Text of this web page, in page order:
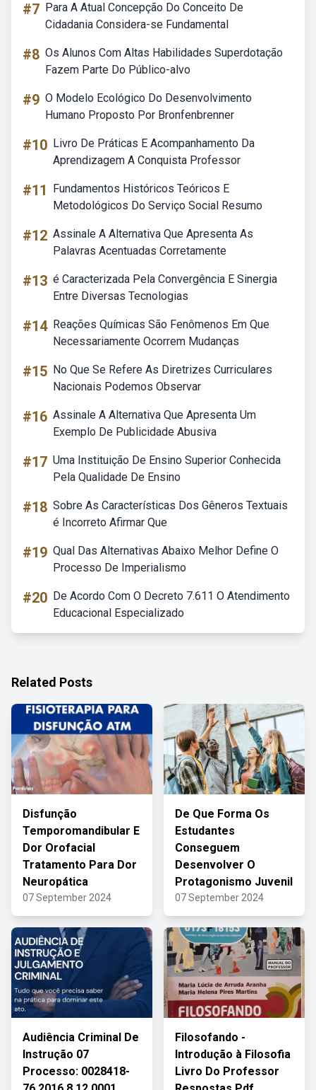
#7 Para A Atual Concepção Do Conceito De
Cidadania Considera-se Fundamental
#8 Os Alunos Com Altas Habilidades Superdotação
Fazem Parte Do Público-alvo
#9 O Modelo Ecológico Do Desenvolvimento
Humano Proposto Por Bronfenbrenner
#10 Livro De Práticas E Acompanhamento Da
Aprendizagem A Conquista Professor
#11
Fundamentos Históricos Teóricos E
Metodológicos Do Serviço Social Resumo
#12 Assinale A Alternativa Que Apresenta As
Palavras Acentuadas Corretamente
#13 é Caracterizada Pela Convergência E Sinergia
Entre Diversas Tecnologias
#14 Reações Químicas São Fenômenos Em Que
Necessariamente Ocorrem Mudanças
#15 No Que Se Refere As Diretrizes Curriculares
Nacionais Podemos Observar
#16 Assinale A Alternativa Que Apresenta Um
Exemplo De Publicidade Abusiva
#17 Uma Instituição De Ensino Superior Conhecida
Pela Qualidade De Ensino
#18 Sobre As Características Dos Gêneros Textuais
é Incorreto Afirmar Que
#19 Qual Das Alternativas Abaixo Melhor Define O
Processo De Imperialismo
#20 De Acordo Com O Decreto 7.611 O Atendimento
Educacional Especializado
Related Posts
Disfunção
Temporomandibular E
Dor Orofacial
Tratamento Para Dor
Neuropática
07 September 2024
De Que Forma Os
Estudantes
Conseguem
Desenvolver O
Protagonismo Juvenil
07 September 2024
Audiência Criminal De
Instrução 07
Processo: 0028418-
Filosofando -
Introdução à Filosofia
Livro Do Professor